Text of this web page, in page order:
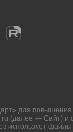
для повышения
(далее — Сайт) и
использует